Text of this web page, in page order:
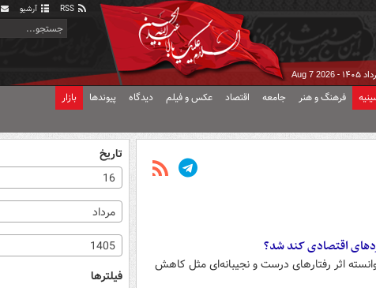
آرشیو
Aug 7 2026
فرهنگ و هنر جامعه اقتصاد عکس و فیلم دیدگاه پیوندها بازار
اقتصادی کند شد؟
اثر رفتارهای درست و نجیبانه‌ای مثل کاهش
تاریخ
16
مرداد
1405
فیلترها